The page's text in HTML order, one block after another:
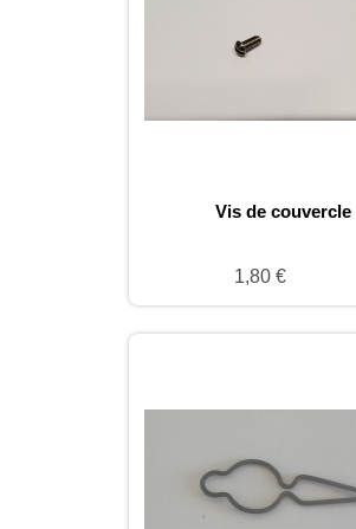
Vis de couvercle
1,80 €